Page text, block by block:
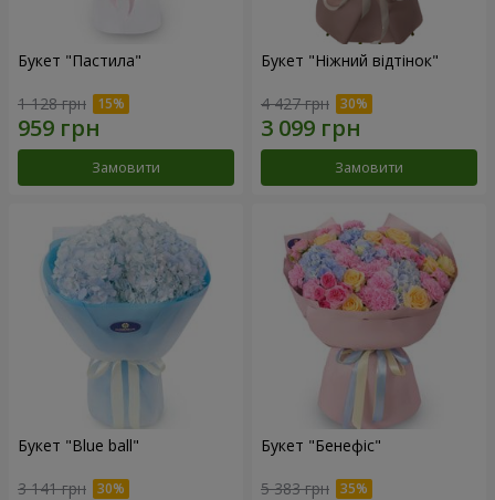
Букет "Пастила"
1 128 грн
Замовити
Букет "Ніжний відтінок"
4 427 грн
Замовити
Букет "Blue ball"
3 141 грн
Букет "Бенефіс"
5 383 грн